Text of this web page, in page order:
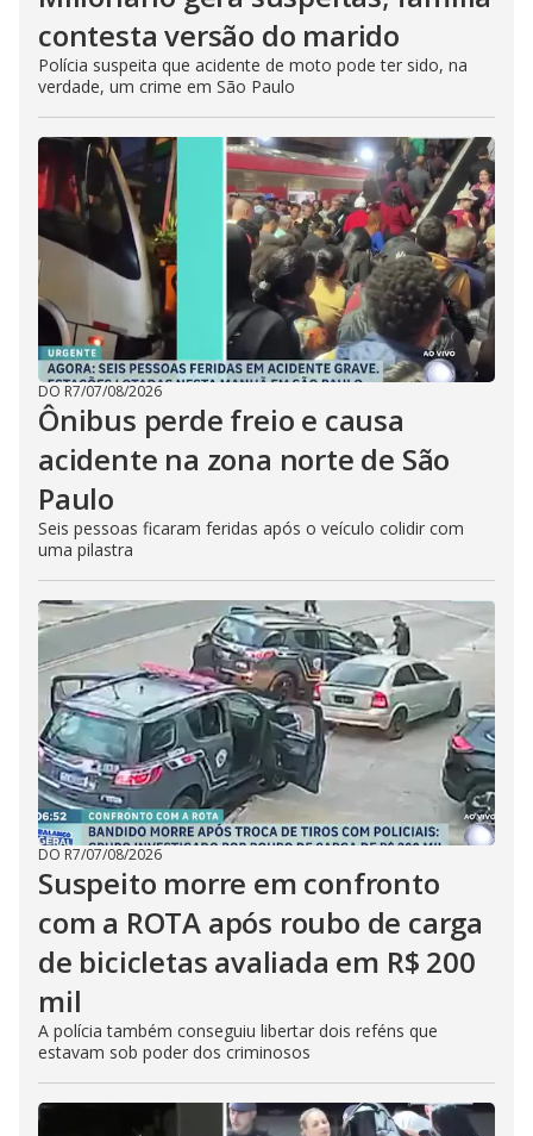
contesta versão do marido
Polícia suspeita que acidente de moto pode ter sido, na
verdade, um crime em São Paulo
DO R7/07/08/2026
Ônibus perde freio e causa
acidente na zona norte de São
Paulo
Seis pessoas ficaram feridas após o veículo colidir com
uma pilastra
DO R7/07/08/2026
Suspeito morre em confronto
com a ROTA após roubo de carga
de bicicletas avaliada em R$ 200
mil
A polícia também conseguiu libertar dois reféns que
estavam sob poder dos criminosos